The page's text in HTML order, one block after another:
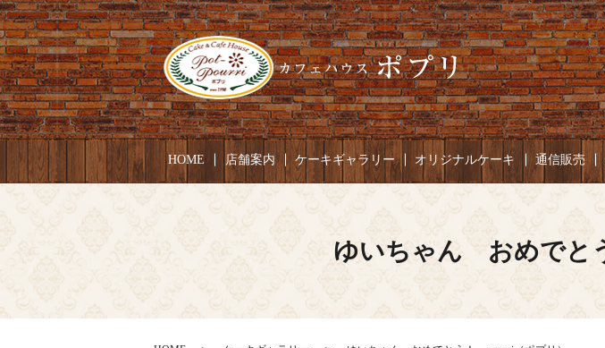
HOME 店舗案内 ケーキギャラリー オリジナルケーキ 通信販売
ゆいちゃん おめでと